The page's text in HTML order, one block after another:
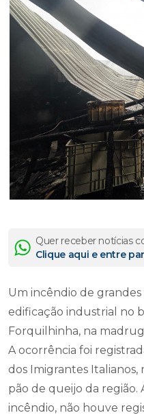
Quer receber notícias
Clique aqui e entre
Um incêndio de
edificação industrial no
Forquilhinha, na
A ocorrência foi
dos Imigrantes Italianos,
pão de queijo da região.
incêndio, não houve